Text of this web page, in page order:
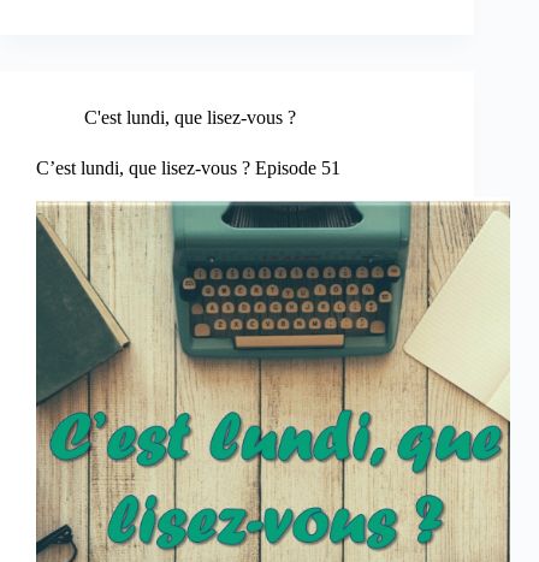
C'est lundi, que lisez-vous ?
C’est lundi, que lisez-vous ? Episode 51